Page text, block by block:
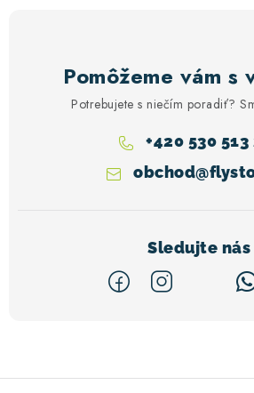
Pomôžeme vám s
Potrebujete s niečím poradiť?
obchod@
+420 530 513
p